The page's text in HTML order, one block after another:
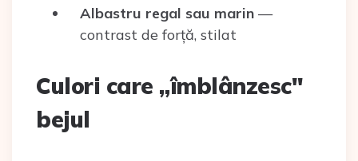
Albastru regal sau marin —
contrast de forță, stilat
Culori care „îmblânzesc"
bejul